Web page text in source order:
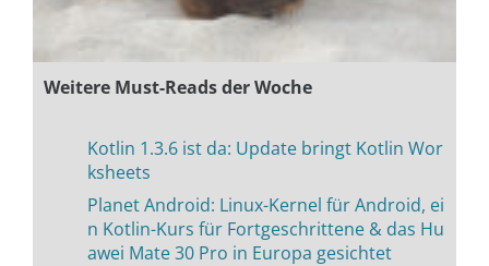
Weitere Must-Reads der Woche
Kotlin 1.3.6 ist da: Update bringt Kotlin Wor
ksheets
Planet Android: Linux-Kernel für Android, ei
n Kotlin-Kurs für Fortgeschrittene & das Hu
awei Mate 30 Pro in Europa gesichtet